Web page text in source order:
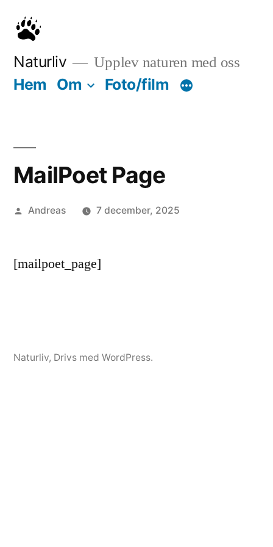
innehåll
Naturliv Upplev naturen med oss
Hem Om Foto/film
MailPoet Page
Publicerat
Andreas 7 december, 2025
[mailpoet_page]
Naturliv, Drivs med WordPress.